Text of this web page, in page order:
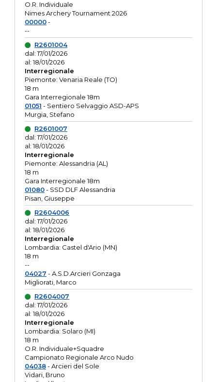
O.R. Individuale
Nimes Archery Tournament 2026
00000-
--
R2601004
dal: 17/01/2026
al: 18/01/2026
Interregionale
Piemonte: Venaria Reale (TO)
18 m
Gara Interregionale 18m
01051 - Sentiero Selvaggio ASD-APS
Murgia, Stefano
R2601007
dal: 17/01/2026
al: 18/01/2026
Interregionale
Piemonte: Alessandria (AL)
18 m
Gara Interregionale 18m
01080- SSD DLF Alessandria
Pisan, Giuseppe
R2604006
dal: 17/01/2026
al: 18/01/2026
Interregionale
Lombardia: Castel d'Ario (MN)
18 m
--
04027 - A.S.D.Arcieri Gonzaga
Migliorati, Marco
R2604007
dal: 17/01/2026
al: 18/01/2026
Interregionale
Lombardia: Solaro (MI)
18 m
O.R. Individuale+Squadre
Campionato Regionale Arco Nudo
04038- Arcieri del Sole
Vidari, Bruno